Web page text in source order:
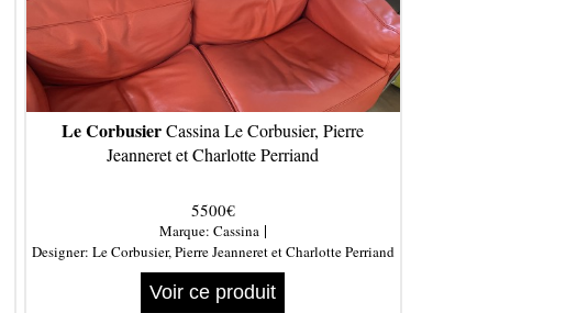
Le CorbusierCassina Le Corbusier, Pierre
Jeanneret et Charlotte Perriand
5500€
Marque: Cassina|
Designer: Le Corbusier, Pierre Jeanneret et Charlotte Perriand
Voir ce produit